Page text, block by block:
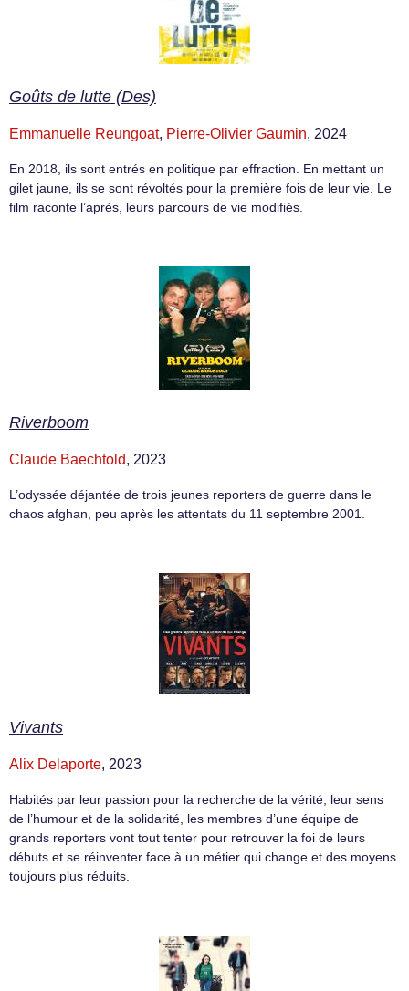
Goûts de lutte (Des)
Emmanuelle Reungoat, Pierre-Olivier Gaumin, 2024
En 2018, ils sont entrés en politique par effraction. En mettant un
gilet jaune, ils se sont révoltés pour la première fois de leur vie. Le
film raconte l’après, leurs parcours de vie modifiés.
Riverboom
Claude Baechtold, 2023
L’odyssée déjantée de trois jeunes reporters de guerre dans le
chaos afghan, peu après les attentats du 11 septembre 2001.
Vivants
Alix Delaporte, 2023
Habités par leur passion pour la recherche de la vérité, leur sens
de l’humour et de la solidarité, les membres d’une équipe de
grands reporters vont tout tenter pour retrouver la foi de leurs
débuts et se réinventer face à un métier qui change et des moyens
toujours plus réduits.